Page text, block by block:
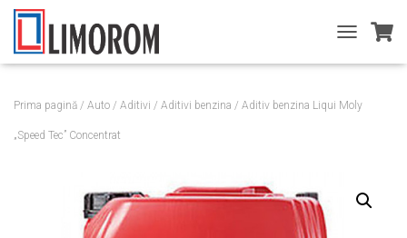
O
Prima pagină / Auto / Aditivi / Aditivi benzina / Aditiv benzina Liqui Moly
„Speed Tec” Concentrat